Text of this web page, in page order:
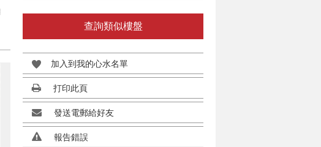
查詢類似樓盤
加入到我的心水名單
打印此頁
發送電郵給好友
報告錯誤